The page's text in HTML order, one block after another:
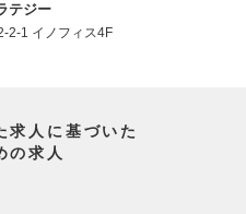
テジー
2-1 イノフィス4F
求人に基づいた
の求人